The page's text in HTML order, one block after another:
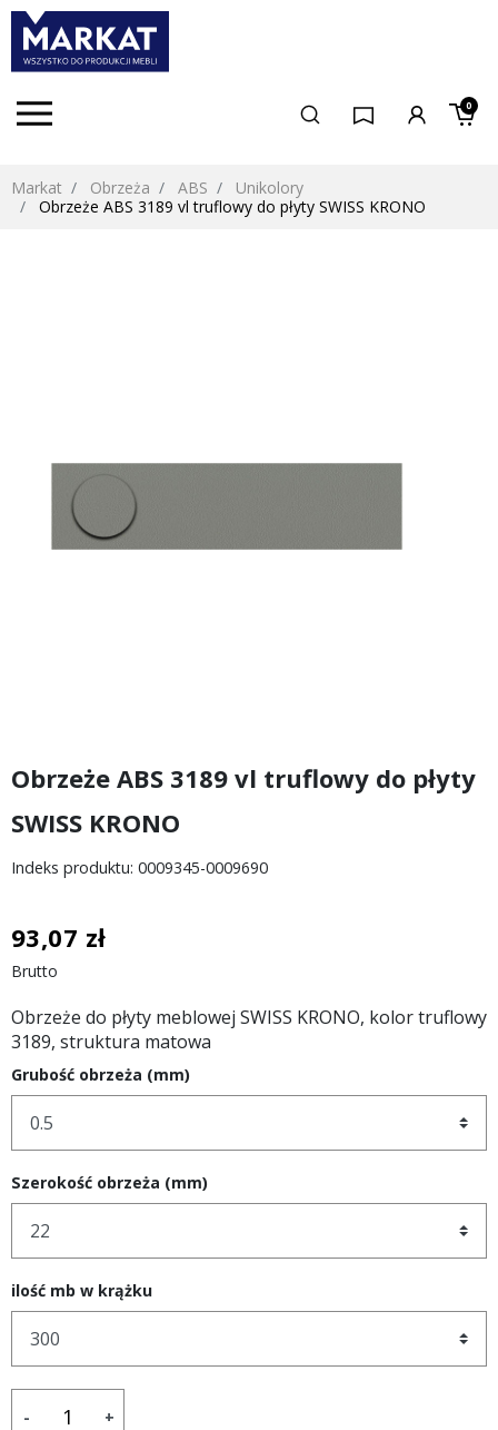
0
Markat Obrzeża ABS
Unikolory
Obrzeże ABS 3189 vl truflowy do płyty SWISS KRONO
Obrzeże ABS 3189 vl truflowy do płyty
SWISS KRONO
Indeks produktu: 0009345-0009690
93,07 zł
Brutto
Obrzeże do płyty meblowej SWISS KRONO, kolor truflowy
3189, struktura matowa
Grubość obrzeża (mm)
Szerokość obrzeża (mm)
ilość mb w krążku
- +